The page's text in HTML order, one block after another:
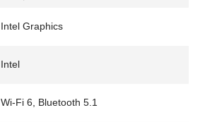
Intel Graphics
Intel
Wi-Fi 6, Bluetooth 5.1